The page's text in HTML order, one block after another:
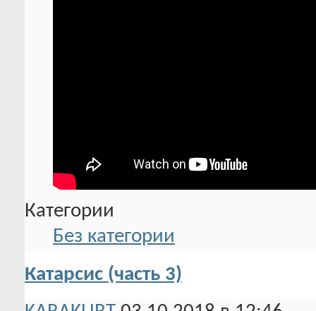
Категории
Без категории
Катарсис (часть 3)